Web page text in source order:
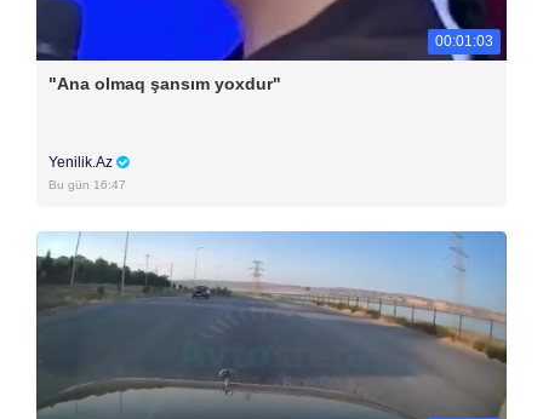
00:01:03
"Ana olmaq şansım yoxdur"
Yenilik.Az
Bu gün 16:47